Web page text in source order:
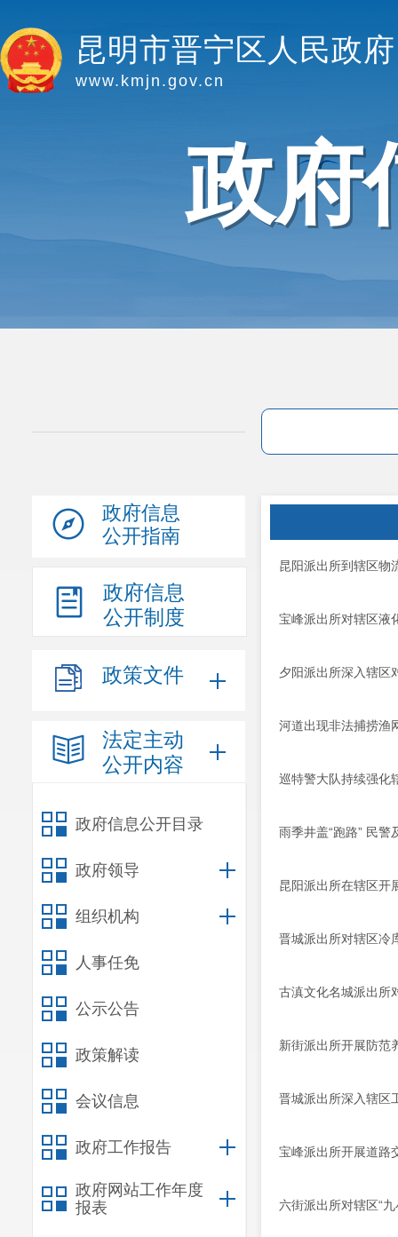
昆明市晋宁区人民政府
www.kmjn.gov.cn
政府
政府信息
公开指南
政府信息
公开制度
政策文件
法定主动
公开内容
政府信息公开目录
政府领导
组织机构
人事任免
公示公告
政策解读
会议信息
政府工作报告
政府网站工作年度
报表
昆阳派出所到辖区物
宝峰派出所对辖区液
夕阳派出所深入辖区
河道出现非法捕捞渔
巡特警大队持续强化
雨季井盖“跑路” 民警
昆阳派出所在辖区开
晋城派出所对辖区冷
古滇文化名城派出所
新街派出所开展防范
晋城派出所深入辖区
宝峰派出所开展道路
六街派出所对辖区“